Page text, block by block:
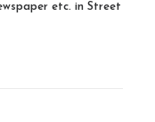
etc. in Street